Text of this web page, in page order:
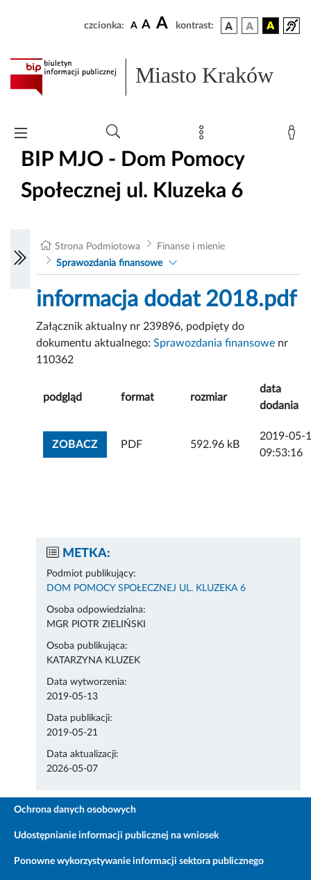
czcionka: A A A kontrast:
Miasto Kraków
BIP MJO - Dom Pomocy
Społecznej ul. Kluzeka 6
Strona Podmiotowa
Finanse i mienie
Sprawozdania finansowe
informacja dodat 2018.pdf
Załącznik aktualny nr 239896, podpięty do
dokumentu aktualnego:Sprawozdania finansowe nr
110362
podgląd format rozmiar
data
dodania
ZOBACZZOBACZ ZAŁĄCZNIK
PDF 592.96 kB
2019-05-
09:53:16
METKA:
Podmiot publikujący:
DOM POMOCY SPOŁECZNEJ UL. KLUZEKA 6
Osoba odpowiedzialna:
MGR PIOTR ZIELIŃSKI
Osoba publikująca:
KATARZYNA KLUZEK
Data wytworzenia:
2019-05-13
Data publikacji:
2019-05-21
Data aktualizacji:
2026-05-07
Ochrona danych osobowych
Udostępnianie informacji publicznej na wniosek
Ponowne wykorzystywanie informacji sektora publicznego